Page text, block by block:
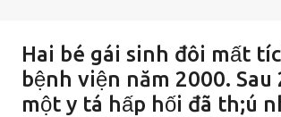
Hai bé gái sinh đôi mất
bệnh viện năm 2000. Sau
một y tá hấp hối đã th;ú